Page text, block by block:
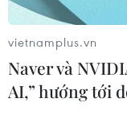
vietnamplus.vn
Naver và
AI,” hướng tới